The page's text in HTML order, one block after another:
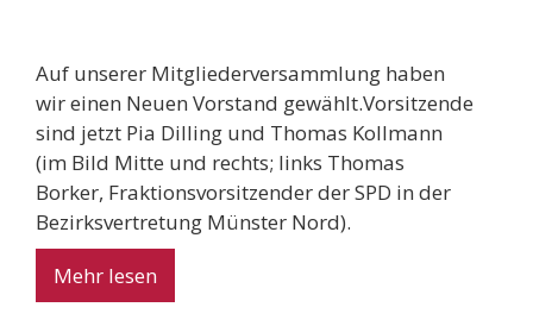
Auf unserer Mitgliederversammlung haben
wir einen Neuen Vorstand gewählt.Vorsitzende
sind jetzt Pia Dilling und Thomas Kollmann
(im Bild Mitte und rechts; links Thomas
Borker, Fraktionsvorsitzender der SPD in der
Bezirksvertretung Münster Nord).
Mehr lesen